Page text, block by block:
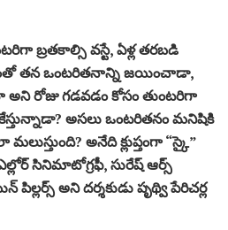
బ్రతకాల్సి వస్టే, ఏళ్ల తరబడి
తన ఒంటరితనాన్ని జయించాడా,
రోజు గడవడం కోసం తుంటరిగా
అసలు ఒంటరితనం మనిషికి
అనేది క్లుప్తంగా “స్కై”
సినిమాటోగ్రఫీ, సురేష్ ఆర్స్
అని దర్శకుడు పృథ్వి పేరిచర్ల